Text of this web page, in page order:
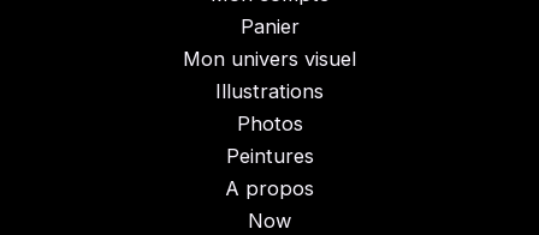
Panier
Mon univers visuel
Illustrations
Photos
Peintures
A propos
Now